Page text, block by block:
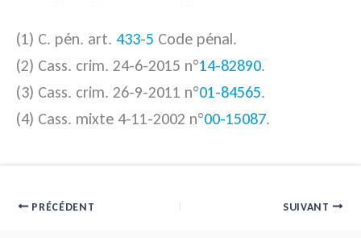
(1) C. pén. art. 433-5 Code pénal.
(2) Cass. crim. 24-6-2015 n°14-82890.
(3) Cass. crim. 26-9-2011 n°01-84565.
(4) Cass. mixte 4-11-2002 n°00-15087.
PRÉCÉDENT SUIVANT